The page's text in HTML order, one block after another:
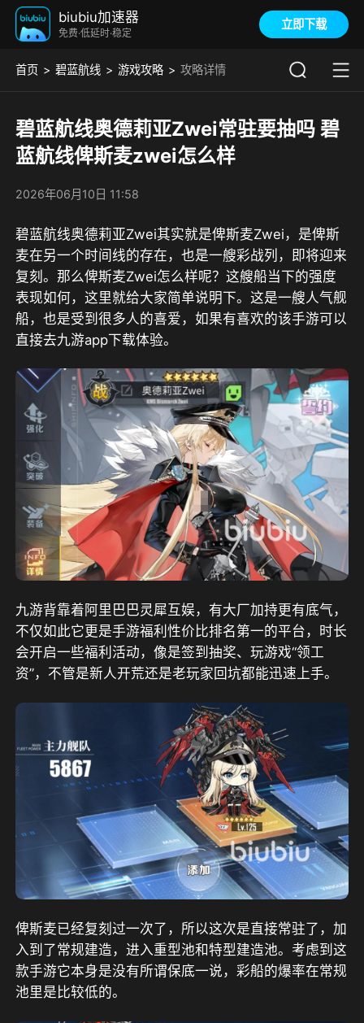
biubiu加速器
免费·低延时·稳定
立即下载
首页 碧蓝航线 游戏攻略 攻略详情
碧蓝航线奥德莉亚Zwei常驻要抽吗 碧
蓝航线俾斯麦zwei怎么样
2026年06月10日 11:58
碧蓝航线奥德莉亚Zwei其实就是俾斯麦Zwei，是俾斯
麦在另一个时间线的存在，也是一艘彩战列，即将迎来
复刻。那么俾斯麦Zwei怎么样呢？这艘船当下的强度
表现如何，这里就给大家简单说明下。这是一艘人气舰
船，也是受到很多人的喜爱，如果有喜欢的该手游可以
直接去九游app下载体验。
九游背靠着阿里巴巴灵犀互娱，有大厂加持更有底气，
不仅如此它更是手游福利性价比排名第一的平台，时长
会开启一些福利活动，像是签到抽奖、玩游戏“领工
资”，不管是新人开荒还是老玩家回坑都能迅速上手。
俾斯麦已经复刻过一次了，所以这次是直接常驻了，加
入到了常规建造，进入重型池和特型建造池。考虑到这
款手游它本身是没有所谓保底一说，彩船的爆率在常规
池里是比较低的。